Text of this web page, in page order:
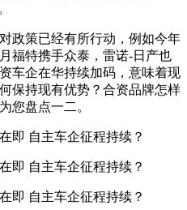
政策已经有所行动，例如今年
福特携手众泰，雷诺-日产也
车企在华持续加码，意味着现
保持现有优势？合资品牌怎样
您盘点一二。